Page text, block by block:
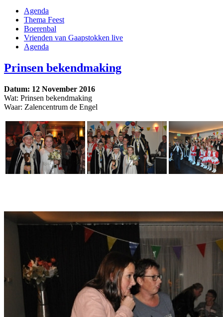
Agenda
Thema Feest
Boerenbal
Vrienden van Gaapstokken live
Agenda
Prinsen bekendmaking
Datum: 12 November 2016
Wat: Prinsen bekendmaking
Waar: Zalencentrum de Engel